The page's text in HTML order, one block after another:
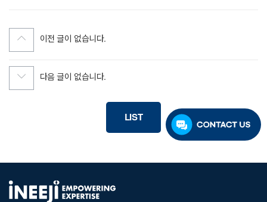
이전 글이 없습니다.
다음 글이 없습니다.
LIST